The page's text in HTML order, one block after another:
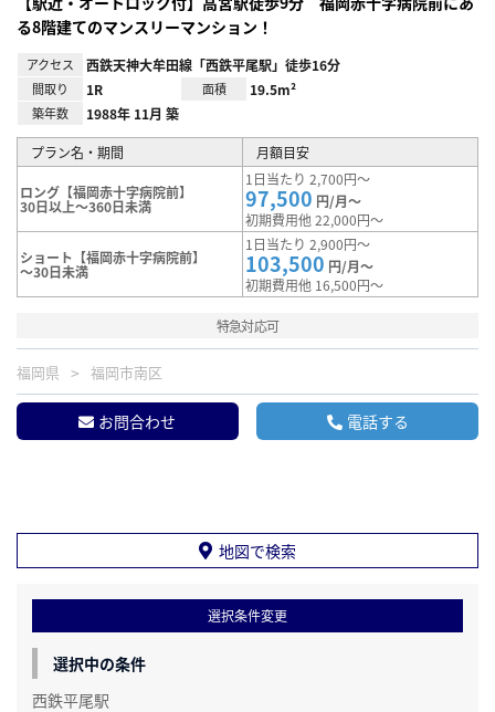
る8階建てのマンスリーマンション！
アクセス 西鉄天神大牟田線「西鉄平尾駅」徒歩16分
間取り 1R 面積 19.5m²
築年数 1988年 11月 築
プラン名・期間 月額目安
ロング【福岡赤十字病院前】
30日以上～360日未満
1日当たり 2,700円～
97,500 円/月～
初期費用他 22,000円～
ショート【福岡赤十字病院前】
～30日未満
1日当たり 2,900円～
103,500 円/月～
初期費用他 16,500円～
特急対応可
福岡県 福岡市南区
お問合わせ 電話する
地図で検索
選択条件変更
選択中の条件
西鉄平尾駅